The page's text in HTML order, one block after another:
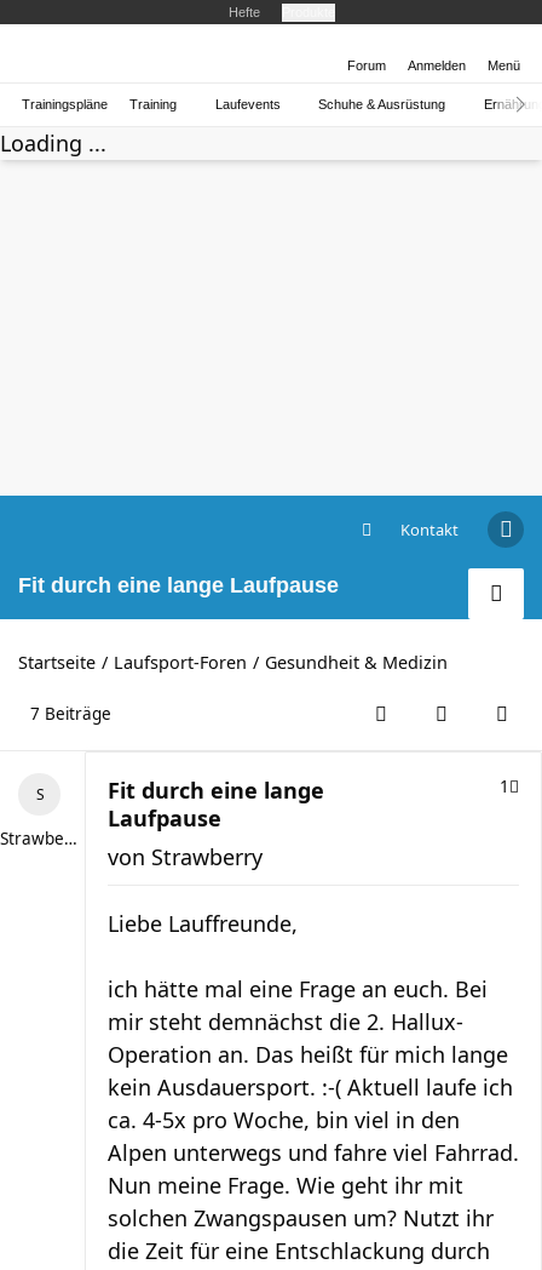
Hefte
Forum Anmelden Menü
Trainingspläne Training Laufevents Schuhe & Ausrüstung
Loading ...
Kontakt
Fit durch eine lange Laufpause
Startseite Laufsport-Foren Gesundheit & Medizin
7 Beiträge
Strawberry
Fit durch eine lange
Laufpause
1
von Strawberry
Liebe Lauffreunde,
ich hätte mal eine Frage an euch. Bei
mir steht demnächst die 2. Hallux-
Operation an. Das heißt für mich lange
kein Ausdauersport. :-( Aktuell laufe ich
ca. 4-5x pro Woche, bin viel in den
Alpen unterwegs und fahre viel Fahrrad.
Nun meine Frage. Wie geht ihr mit
solchen Zwangspausen um? Nutzt ihr
die Zeit für eine Entschlackung durch